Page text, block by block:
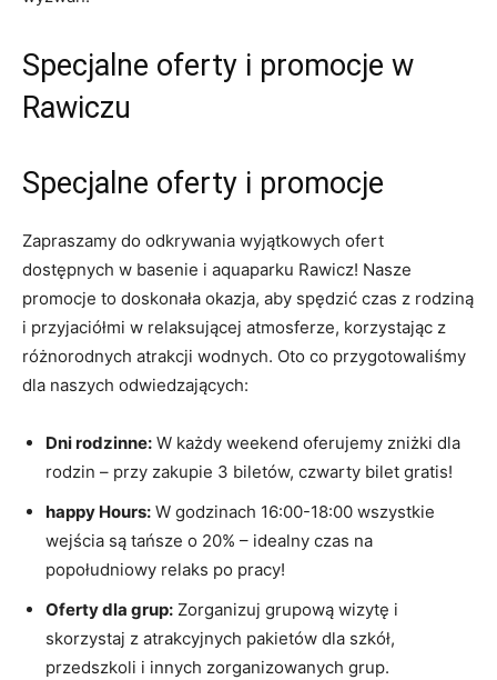
Specjalne oferty i promocje w
Rawiczu
Specjalne oferty i promocje
Zapraszamy do odkrywania wyjątkowych ofert
dostępnych w basenie i aquaparku Rawicz! Nasze
promocje to doskonała okazja, aby spędzić czas z rodziną
i przyjaciółmi w relaksującej atmosferze, korzystając z
różnorodnych atrakcji wodnych. Oto co przygotowaliśmy
dla naszych odwiedzających:
Dni rodzinne: W każdy weekend oferujemy zniżki dla
rodzin – przy zakupie 3 biletów, czwarty bilet gratis!
happy Hours: W godzinach 16:00-18:00 wszystkie
wejścia są tańsze o 20% – idealny czas na
popołudniowy relaks po pracy!
Oferty dla grup: Zorganizuj grupową wizytę i
skorzystaj z atrakcyjnych pakietów dla szkół,
przedszkoli i innych zorganizowanych grup.